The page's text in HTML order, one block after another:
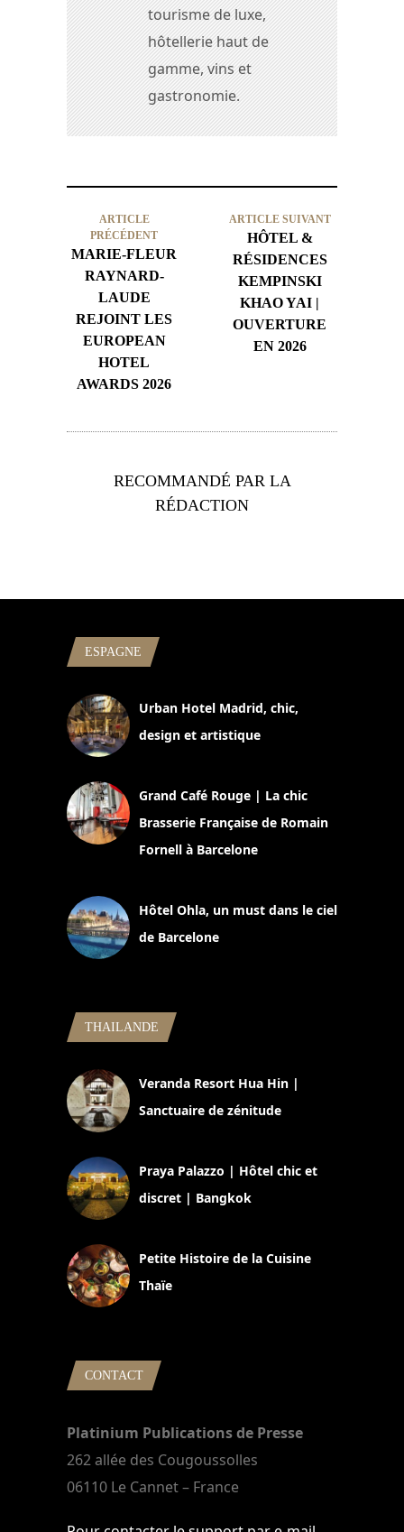
tourisme de luxe,
hôtellerie haut de
gamme, vins et
gastronomie.
ARTICLE
PRÉCÉDENT
MARIE-FLEUR
RAYNARD-
LAUDE
REJOINT LES
EUROPEAN
HOTEL
AWARDS 2026
ARTICLE SUIVANT
HÔTEL &
RÉSIDENCES
KEMPINSKI
KHAO YAI |
OUVERTURE
EN 2026
RECOMMANDÉ PAR LA
RÉDACTION
ESPAGNE
Urban Hotel Madrid, chic,
design et artistique
Grand Café Rouge | La chic
Brasserie Française de Romain
Fornell à Barcelone
Hôtel Ohla, un must dans le ciel
de Barcelone
THAILANDE
Veranda Resort Hua Hin |
Sanctuaire de zénitude
Praya Palazzo | Hôtel chic et
discret | Bangkok
Petite Histoire de la Cuisine
Thaïe
CONTACT
Platinium Publications de Presse
262 allée des Cougoussolles
06110 Le Cannet – France